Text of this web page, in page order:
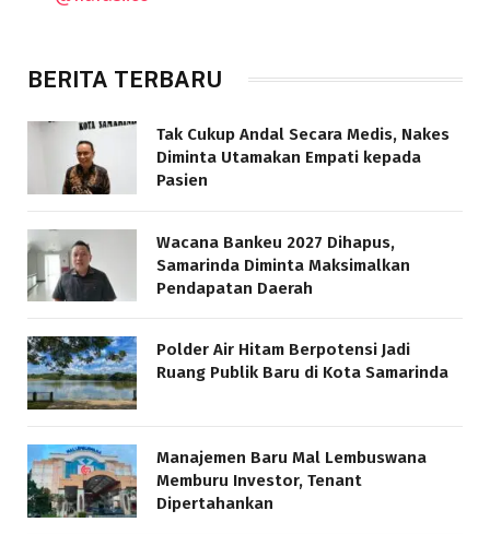
BERITA TERBARU
Tak Cukup Andal Secara Medis, Nakes
Diminta Utamakan Empati kepada
Pasien
Wacana Bankeu 2027 Dihapus,
Samarinda Diminta Maksimalkan
Pendapatan Daerah
Polder Air Hitam Berpotensi Jadi
Ruang Publik Baru di Kota Samarinda
Manajemen Baru Mal Lembuswana
Memburu Investor, Tenant
Dipertahankan